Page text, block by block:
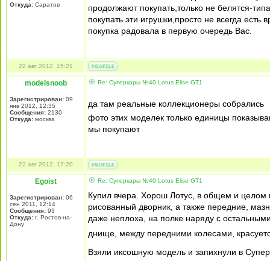
Откуда: Cаратов
продолжают покупать,только не белятся-
покупать эти игрушки,просто не всегда
покупка радовала в первую очередь Вас.
22 авг 2012, 15:21
modelsnoob
Зарегистрирован: 09
янв 2012, 12:35
Сообщения: 2130
Откуда: москва
Re: Суперкары №40 Lotus Еlise GT1
да там реальные коллекционеры собрались
фото этих моделек только единицы
мы покупают
22 авг 2012, 17:20
Egoist
Зарегистрирован: 06
сен 2011, 12:14
Сообщения: 93
Откуда: г. Ростов-на-
Дону
Re: Суперкары №40 Lotus Еlise GT1
Купил вчера. Хорош Лотус, в общем и целом
рисованный дворник, а также передние,
даже неплоха, на полке наряду с
днище, между передними колесами,
Взяли иксошную модель и запихнули в